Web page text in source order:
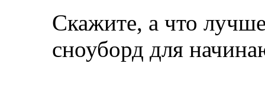
Скажите, а что
сноуборд для